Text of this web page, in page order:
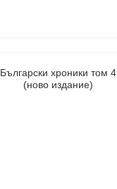
Български хроники том 4
(ново издание)